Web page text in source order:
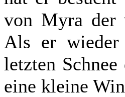
von Myra der
Als er wieder
letzten
eine kleine